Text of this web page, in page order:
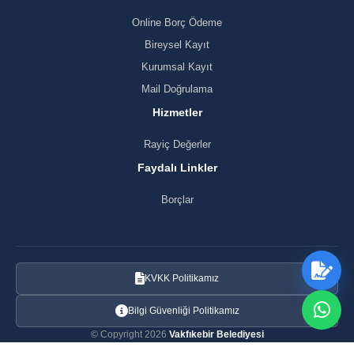
Online Borç Ödeme
Bireysel Kayıt
Kurumsal Kayıt
Mail Doğrulama
Hizmetler
Rayiç Değerler
Faydalı Linkler
Borçlar
KVKK Politikamız
Bilgi Güvenliği Politikamız
© Copyright 2026 Vakfıkebir Belediyesi